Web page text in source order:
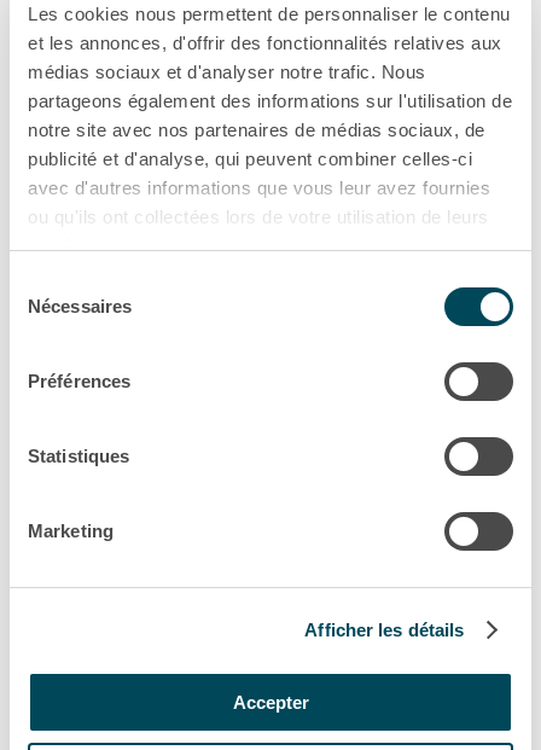
Les cookies nous permettent de personnaliser le contenu
et les annonces, d'offrir des fonctionnalités relatives aux
médias sociaux et d'analyser notre trafic. Nous
partageons également des informations sur l'utilisation de
notre site avec nos partenaires de médias sociaux, de
publicité et d'analyse, qui peuvent combiner celles-ci
avec d'autres informations que vous leur avez fournies
ou qu'ils ont collectées lors de votre utilisation de leurs
services.
Politique de confidentialité
Nécessaires
Préférences
Statistiques
Marketing
Afficher les détails
Accepter
L’activité s’est accélérée, l’équipe
s’est renforcée et
l’internationalisation s’est intensifiée
jusque dans notre métier.
Sophie
Responsable service comptabilité, Saint-Ouen
nombreux défis au quotidien…c’est ça l’esprit
Akiem."